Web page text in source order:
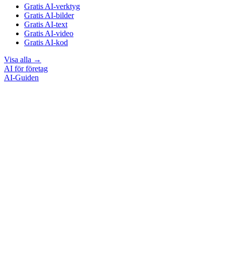
Gratis AI-verktyg
Gratis AI-bilder
Gratis AI-text
Gratis AI-video
Gratis AI-kod
Visa alla →
AI för företag
AI-Guiden